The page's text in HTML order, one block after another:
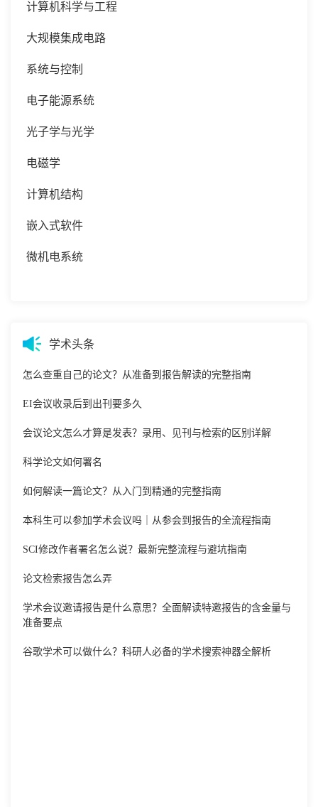
计算机科学与工程
大规模集成电路
系统与控制
电子能源系统
光子学与光学
电磁学
计算机结构
嵌入式软件
微机电系统
学术头条
怎么查重自己的论文？从准备到报告解读的完整指南
EI会议收录后到出刊要多久
会议论文怎么才算是发表？录用、见刊与检索的区别详解
科学论文如何署名
如何解读一篇论文？从入门到精通的完整指南
本科生可以参加学术会议吗｜从参会到报告的全流程指南
SCI修改作者署名怎么说？最新完整流程与避坑指南
论文检索报告怎么弄
学术会议邀请报告是什么意思？全面解读特邀报告的含金量与
准备要点
谷歌学术可以做什么？科研人必备的学术搜索神器全解析